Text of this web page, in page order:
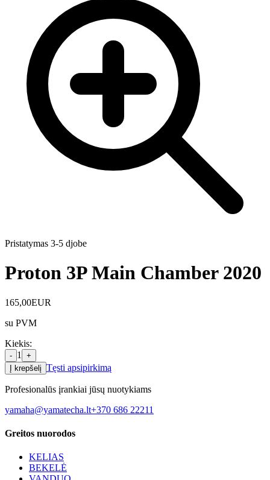
Pristatymas 3-5 djobe
Proton 3P Main Chamber 2020
165,00EUR
su PVM
Kiekis:
- 1
+
Į krepšelį Tęsti apsipirkimą
Profesionalūs įrankiai jūsų nuotykiams
yamaha@yamatecha.lt+370 686 22211
Greitos nuorodos
KELIAS
BEKELĖ